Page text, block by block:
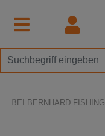
BEI BERNHARD FISHING